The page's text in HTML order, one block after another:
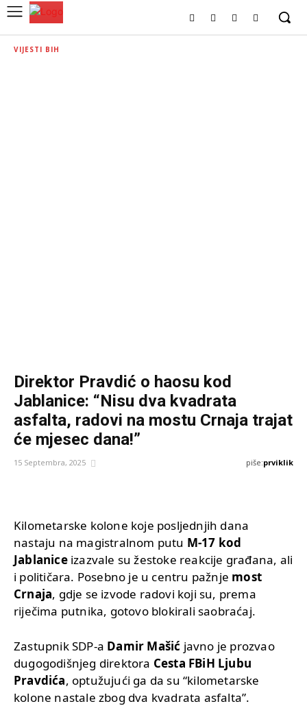
VIJESTI BIH
Direktor Pravdić o haosu kod
Jablanice: “Nisu dva kvadrata
asfalta, radovi na mostu Crnaja trajat
će mjesec dana!”
15 Septembra, 2025 piše:prviklik
Kilometarske kolone koje posljednjih dana
nastaju na magistralnom putu M-17 kod
Jablaniceizazvale su žestoke reakcije građana, ali
i političara. Posebno je u centru pažnje most
Crnaja, gdje se izvode radovi koji su, prema
riječima putnika, gotovo blokirali saobraćaj.
Zastupnik SDP-a Damir Mašić javno je prozvao
dugogodišnjeg direktora Cesta FBiH Ljubu
Pravdića, optužujući ga da su “kilometarske
kolone nastale zbog dva kvadrata asfalta”.